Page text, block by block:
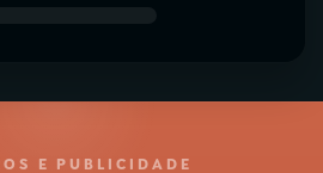
E PUBLICIDADE